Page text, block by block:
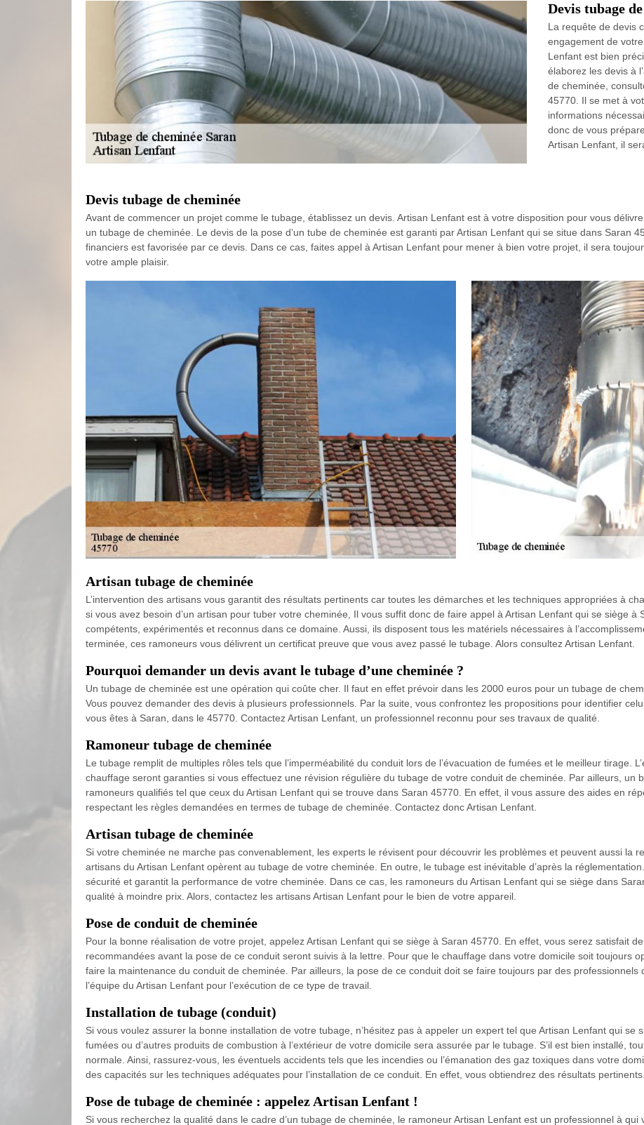
Devis tubage
La requête de devis
engagement de
Lenfant est bien
élaborez les devis à
de cheminée,
45770. Il se met à
informations
donc de vous
Artisan Lenfant, il
Devis tubage de cheminée
Avant de commencer un projet comme le tubage, établissez un devis. Artisan Lenfant est à votre disposition pour vous
un tubage de cheminée. Le devis de la pose d’un tube de cheminée est garanti par Artisan Lenfant qui se situe dans Saran
financiers est favorisée par ce devis. Dans ce cas, faites appel à Artisan Lenfant pour mener à bien votre projet, il sera
votre ample plaisir.
Artisan tubage de cheminée
L’intervention des artisans vous garantit des résultats pertinents car toutes les démarches et les techniques appropriées à
si vous avez besoin d’un artisan pour tuber votre cheminée, Il vous suffit donc de faire appel à Artisan Lenfant qui se siège à
compétents, expérimentés et reconnus dans ce domaine. Aussi, ils disposent tous les matériels nécessaires à
terminée, ces ramoneurs vous délivrent un certificat preuve que vous avez passé le tubage. Alors consultez Artisan Lenfant.
Pourquoi demander un devis avant le tubage d’une cheminée ?
Un tubage de cheminée est une opération qui coûte cher. Il faut en effet prévoir dans les 2000 euros pour un tubage de
Vous pouvez demander des devis à plusieurs professionnels. Par la suite, vous confrontez les propositions pour identifier
vous êtes à Saran, dans le 45770. Contactez Artisan Lenfant, un professionnel reconnu pour ses travaux de qualité.
Ramoneur tubage de cheminée
Le tubage remplit de multiples rôles tels que l’imperméabilité du conduit lors de l’évacuation de fumées et le meilleur tirage.
chauffage seront garanties si vous effectuez une révision régulière du tubage de votre conduit de cheminée. Par ailleurs, un
ramoneurs qualifiés tel que ceux du Artisan Lenfant qui se trouve dans Saran 45770. En effet, il vous assure des aides en
respectant les règles demandées en termes de tubage de cheminée. Contactez donc Artisan Lenfant.
Artisan tubage de cheminée
Si votre cheminée ne marche pas convenablement, les experts le révisent pour découvrir les problèmes et peuvent aussi la
artisans du Artisan Lenfant opèrent au tubage de votre cheminée. En outre, le tubage est inévitable d’après la
sécurité et garantit la performance de votre cheminée. Dans ce cas, les ramoneurs du Artisan Lenfant qui se siège dans
qualité à moindre prix. Alors, contactez les artisans Artisan Lenfant pour le bien de votre appareil.
Pose de conduit de cheminée
Pour la bonne réalisation de votre projet, appelez Artisan Lenfant qui se siège à Saran 45770. En effet, vous serez satisfait
recommandées avant la pose de ce conduit seront suivis à la lettre. Pour que le chauffage dans votre domicile soit toujours
faire la maintenance du conduit de cheminée. Par ailleurs, la pose de ce conduit doit se faire toujours par des professionnels
l’équipe du Artisan Lenfant pour l’exécution de ce type de travail.
Installation de tubage (conduit)
Si vous voulez assurer la bonne installation de votre tubage, n’hésitez pas à appeler un expert tel que Artisan Lenfant qui se
fumées ou d’autres produits de combustion à l’extérieur de votre domicile sera assurée par le tubage. S’il est bien installé,
normale. Ainsi, rassurez-vous, les éventuels accidents tels que les incendies ou l’émanation des gaz toxiques dans votre
des capacités sur les techniques adéquates pour l’installation de ce conduit. En effet, vous obtiendrez des résultats
Pose de tubage de cheminée : appelez Artisan Lenfant !
Si vous recherchez la qualité dans le cadre d’un tubage de cheminée, le ramoneur Artisan Lenfant est un professionnel à qui